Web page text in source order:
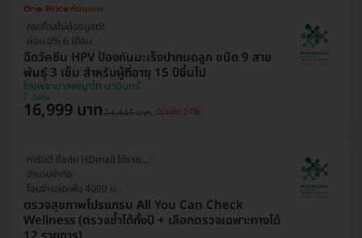
ครบโดสไม่ต้องบูสต์!
ผ่อน 0% 6 เดือน
ฉีดวัคซีน HPV ป้องกันมะเร็งปากมดลูก ชนิด 9 สาย
พันธุ์ 3 เข็ม สำหรับผู้ที่อายุ 15 ปีขึ้นไป
โรงพยาบาลพญาไท นวมินทร์
บึงกุ่ม
16,999 บาท24,445 บาท ประหยัด 27%
การันตี ซื้อกับ HDmall ได้ราคาดีที่สุด
จำนวนจำกัด
โอนจ่ายลดเพิ่ม 4000 บ.
ตรวจสุขภาพโปรแกรม All You Can Check
Wellness (ตรวจซ้ำได้ทั้งปี + เลือกตรวจเฉพาะทางได้